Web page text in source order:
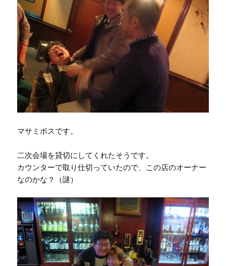
マサミボスです。
二次会場を貸切にしてくれたそうです。
カウンターで取り仕切っていたので、この店のオーナー
なのかな？（謎）